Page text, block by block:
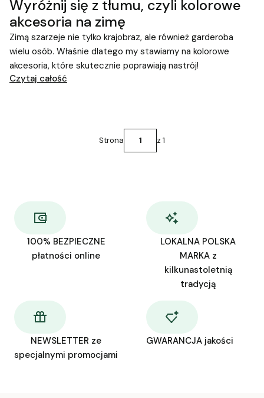
Wyróżnij się z tłumu, czyli kolorowe
akcesoria na zimę
Zimą szarzeje nie tylko krajobraz, ale również garderoba
wielu osób. Właśnie dlatego my stawiamy na kolorowe
akcesoria, które skutecznie poprawiają nastrój!
Czytaj całość
Strona z 1
100% BEZPIECZNE
płatności online
LOKALNA POLSKA
MARKA z
kilkunastoletnią
tradycją
NEWSLETTER ze
specjalnymi promocjami
GWARANCJA jakości